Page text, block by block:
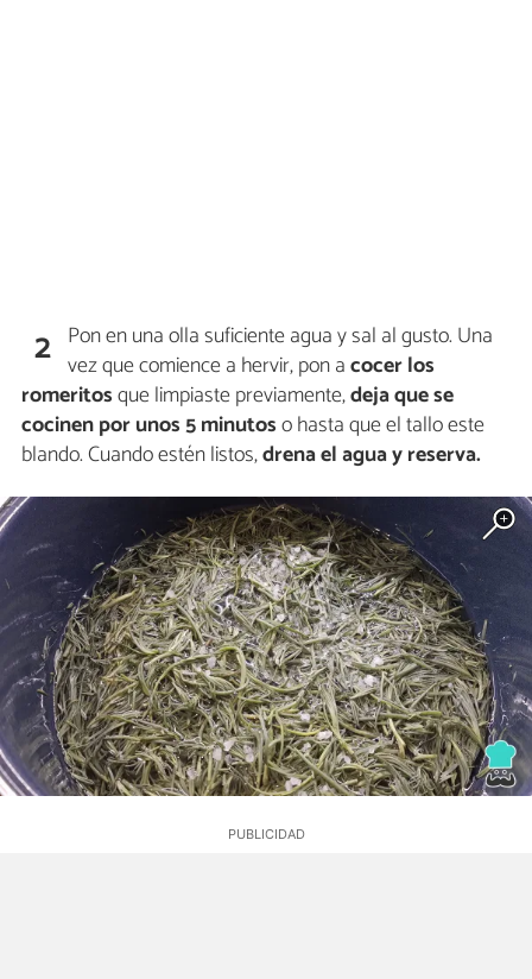
2 Pon en una olla suficiente agua y sal al gusto. Una
vez que comience a hervir, pon acocer los
romeritosque limpiaste previamente,deja que se
cocinen por unos 5 minutoso hasta que el tallo este
blando. Cuando estén listos,drena el agua y reserva.